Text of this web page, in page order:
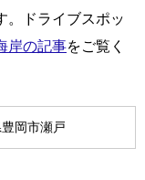
。ドライブスポッ
岸の記事をご覧く
岡市瀬戸